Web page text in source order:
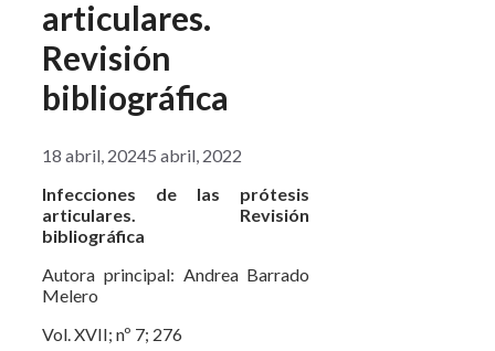
articulares.
Revisión
bibliográfica
18 abril, 20245 abril, 2022
Infecciones de las prótesis
articulares. Revisión
bibliográfica
Autora principal: Andrea Barrado
Melero
Vol. XVII; nº 7; 276